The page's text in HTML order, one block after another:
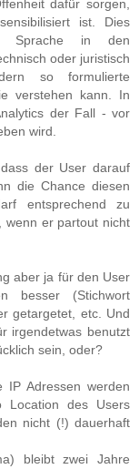
dafür sorgen,
ist. Dies
Sprache in den
oder juristisch
so formulierte
verstehen kann. In
der Fall - vor
wird.
der User darauf
die Chance diesen
entsprechend zu
wenn er partout nicht
aber ja für den User
besser (Stichwort
getargetet, etc. Und
irgendetwas benutzt
sein, oder?
IP Adressen werden
Location des Users
nicht (!) dauerhaft
bleibt zwei Jahre